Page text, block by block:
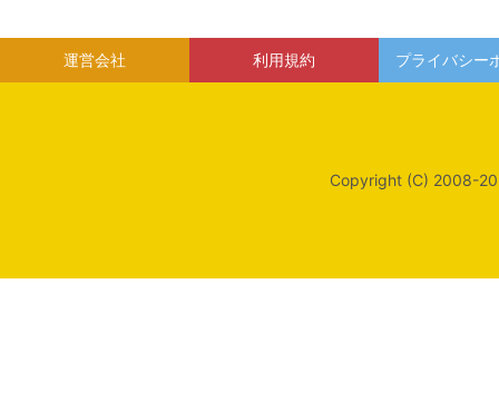
運営会社 利用規約 プライバシー
Copyright (C) 2008-